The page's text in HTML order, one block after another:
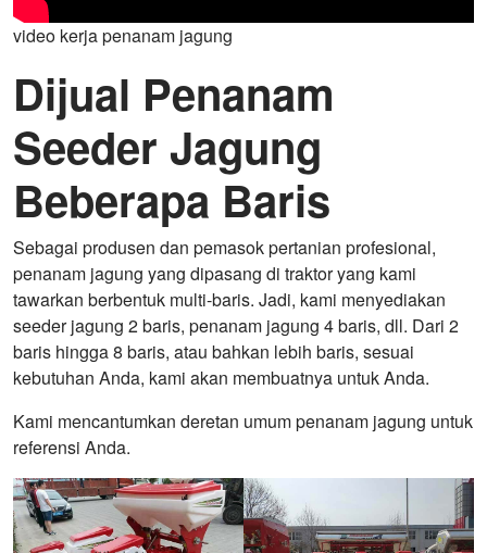
video kerja penanam jagung
Dijual Penanam
Seeder Jagung
Beberapa Baris
Sebagai produsen dan pemasok pertanian profesional,
penanam jagung yang dipasang di traktor yang kami
tawarkan berbentuk multi-baris. Jadi, kami menyediakan
seeder jagung 2 baris, penanam jagung 4 baris, dll. Dari 2
baris hingga 8 baris, atau bahkan lebih baris, sesuai
kebutuhan Anda, kami akan membuatnya untuk Anda.
Kami mencantumkan deretan umum penanam jagung untuk
referensi Anda.